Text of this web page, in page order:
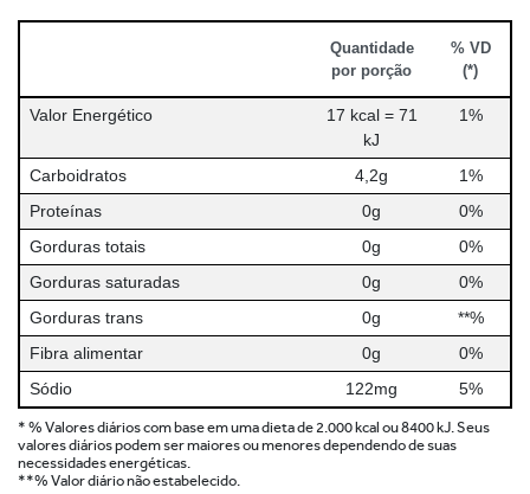
Quantidade
por porção
% VD
(*)
Valor Energético
17 kcal = 71
kJ
1%
Carboidratos 4,2g
1%
Proteínas
0g
0%
Gorduras totais
0g
0%
Gorduras saturadas
0g
0%
Gorduras trans
0g
**%
Fibra alimentar
0g
0%
Sódio
122mg 5%
* % Valores diários com base em uma dieta de 2.000 kcal ou 8400 kJ. Seus
valores diários podem ser maiores ou menores dependendo de suas
necessidades energéticas.
**% Valor diário não estabelecido.